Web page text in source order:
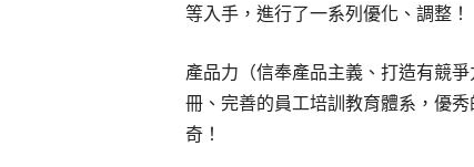
等入手，進行了一系列優化、調整！
產品力（信奉產品主義、打造有競
冊、完善的員工培訓教育體系，優
奇！